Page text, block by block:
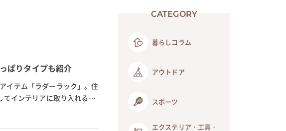
ぱりタイプも紹介
イテム「ラダーラック」。住
てインテリアに取り入れる人
CATEGORY
暮らしコラム
アウトドア
スポーツ
エクステリア・工具・